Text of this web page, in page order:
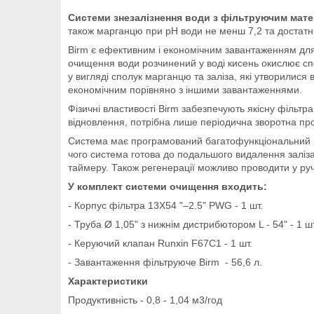
Системи знезалізнення води з фільтруючим
також марганцю при рН води не менш 7,2 та
Birm є ефективним і економічним завантаженням
очищення води розчинений у воді кисень окислює
у вигляді сполук марганцю та заліза, які
економічним порівняно з іншими завантаженнями.
Фізичні властивості Birm забезпечують якісну
відновлення, потрібна лише періодична зворотна
Система має програмований багатофункціональний
чого система готова до подальшого видалення
таймеру. Також регенерації можливо проводити у
У комплект системи очищення входить:
- Корпус фільтра 13X54 "–2.5" PWG - 1 шт.
- Труба Ø 1,05" з нижнім дистрибютором L - 54" - 1
- Керуючий клапан Runxin F67C1 - 1 шт.
- Завантаження фільтруюче Birm - 56,6 л.
Характеристики
Продуктивність - 0,8 - 1,04 м3/год